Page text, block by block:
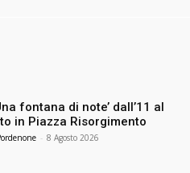
fontana di note’ dall’11 al
in Piazza Risorgimento
- 8 Agosto 2026